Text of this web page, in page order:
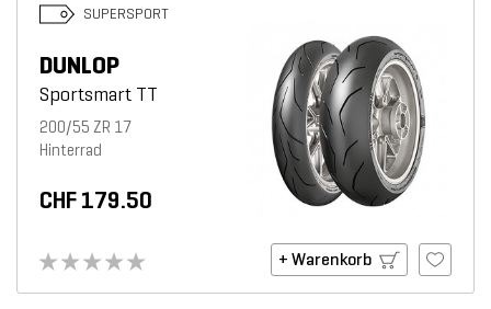
SUPERSPORT
DUNLOP
Sportsmart TT
200/55 ZR 17
Hinterrad
CHF 179.50
+ Warenkorb